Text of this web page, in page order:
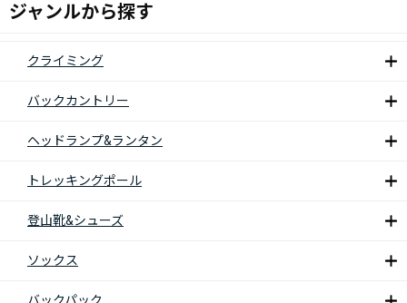
ジャンルから探す
クライミング
バックカントリー
ヘッドランプ&ランタン
トレッキングポール
登山靴&シューズ
ソックス